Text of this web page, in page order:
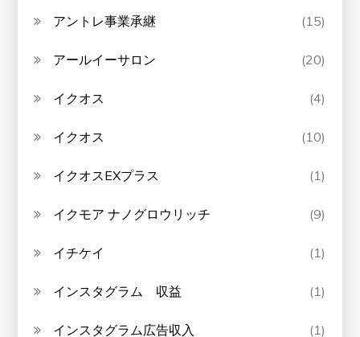
アントレ事業承継 (15)
アールイーサロン (20)
イクオス (4)
イクオス (10)
イクオスEXプラス (1)
イクモア ナノグロウリッチ (9)
イチケイ (1)
インスタグラム 収益 (1)
インスタグラム広告収入 (1)